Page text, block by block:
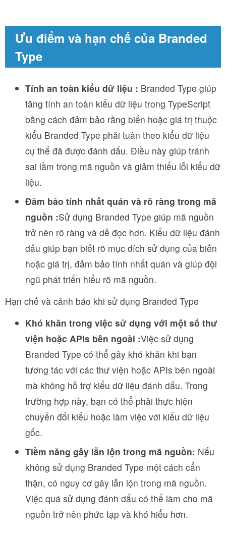
Ưu điểm và hạn chế của Branded
Type
Tính an toàn kiểu dữ liệu : Branded Type giúp
tăng tính an toàn kiểu dữ liệu trong TypeScript
bằng cách đảm bảo rằng biến hoặc giá trị thuộc
kiểu Branded Type phải tuân theo kiểu dữ liệu
cụ thể đã được đánh dấu. Điều này giúp tránh
sai lầm trong mã nguồn và giảm thiểu lỗi kiểu dữ
liệu.
Đảm bảo tính nhất quán và rõ ràng trong mã
nguồn :Sử dụng Branded Type giúp mã nguồn
trở nên rõ ràng và dễ đọc hơn. Kiểu dữ liệu đánh
dấu giúp bạn biết rõ mục đích sử dụng của biến
hoặc giá trị, đảm bảo tính nhất quán và giúp đội
ngũ phát triển hiểu rõ mã nguồn.
Hạn chế và cảnh báo khi sử dụng Branded Type
Khó khăn trong việc sử dụng với một số thư
viện hoặc APIs bên ngoài :Việc sử dụng
Branded Type có thể gây khó khăn khi bạn
tương tác với các thư viện hoặc APIs bên ngoài
mà không hỗ trợ kiểu dữ liệu đánh dấu. Trong
trường hợp này, bạn có thể phải thực hiện
chuyển đổi kiểu hoặc làm việc với kiểu dữ liệu
gốc.
Tiềm năng gây lẫn lộn trong mã nguồn: Nếu
không sử dụng Branded Type một cách cẩn
thận, có nguy cơ gây lẫn lộn trong mã nguồn.
Việc quá sử dụng đánh dấu có thể làm cho mã
nguồn trở nên phức tạp và khó hiểu hơn.